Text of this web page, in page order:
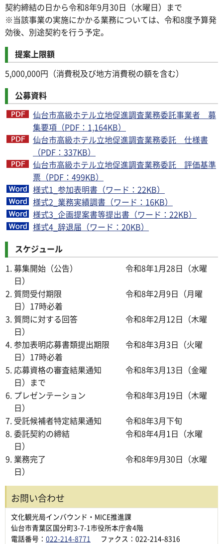
契約締結の日から令和8年9月30日（水曜日）まで
※当該事業の実施にかかる業務については、令和8度予算発
効後、別途契約を行う予定。
提案上限額
5,000,000円（消費税及び地方消費税の額を含む）
公募資料
仙台市高級ホテル立地促進調査業務委託事業者 募
集要項（PDF：1,164KB）
仙台市高級ホテル立地促進調査業務委託 仕様書
（PDF：337KB）
仙台市高級ホテル立地促進調査業務委託 評価基準
票（PDF：499KB）
様式1_参加表明書（ワード：22KB）
様式2_業務実績調書（ワード：16KB）
様式3_企画提案書等提出書（ワード：22KB）
様式4_辞退届（ワード：20KB）
スケジュール
募集開始（公告） 令和8年1月28日（水曜
日）
質問受付期限 令和8年2月9日（月曜
日）17時必着
質問に対する回答 令和8年2月12日（木曜
日）
参加表明応募書類提出期限 令和8年3月3日（火曜
日）17時必着
応募資格の審査結果通知 令和8年3月13日（金曜
日）まで
プレゼンテーション 令和8年3月19日（木曜
日）
受託候補者特定結果通知 令和8年3月下旬
委託契約の締結 令和8年4月1日（水曜
日）
業務完了 令和8年9月30日（水曜
日）
お問い合わせ
文化観光局インバウンド・MICE推進課
仙台市青葉区国分町3-7-1市役所本庁舎4階
電話番号： 022-214-8771 ファクス：022-214-8316